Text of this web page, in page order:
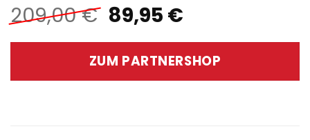
209,00€ Ursprünglicher
Preis
war:
209,00 €
89,95 €Aktueller
ist:
89,95 €.
ZUM PARTNERSHOP